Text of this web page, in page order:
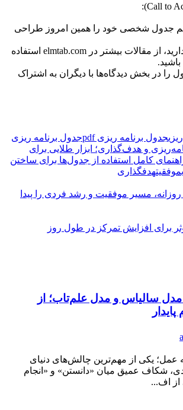
جدول شخصی خود را همین امروز طراحی
اگر نیاز به راهنمایی دارید، از مقالات بیشتر در elmtab.com استفاده
را در بخش دیدگاه‌ها با دیگران به اشتراک
جدول برنامه ریزی pdf
جدول برنامه ریزی
و هدف‌گذاری؛ ابزار طلایی برای
کامل استفاده از جدول‌ها برای ساختن
موفقیتهدفگذاری
مسیر موفقیت و رشد فردی را پیدا
سالیاس و مدل علم‌تاب؛ از
عمل؛ یکی از مهم‌ترین چالش‌های دنیای
شکاف عمیق میان «دانستن» و «انجام
اف...